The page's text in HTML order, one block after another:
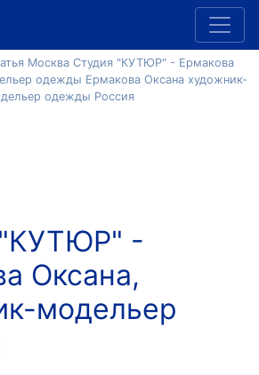
Москва Студия "КУТЮР" - Ермакова
одежды Ермакова Оксана художник-
одежды Россия
-
Оксана,
модельер